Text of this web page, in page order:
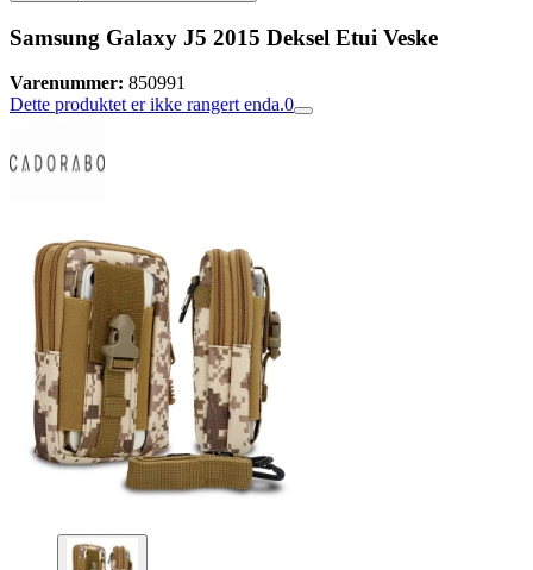
Samsung Galaxy J5 2015 Deksel Etui Veske
Varenummer: 850991
Dette produktet er ikke rangert enda.0